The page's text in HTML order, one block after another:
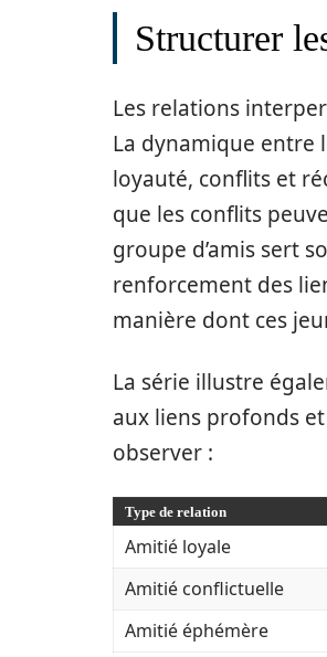
Structurer
Les relations
La dynamique entre
loyauté, conflits et
que les conflits
groupe d’amis sert
renforcement des
manière dont ces
La série illustre
aux liens profonds
observer :
Type de relation
Amitié loyale
Amitié conflictuelle
Amitié éphémère